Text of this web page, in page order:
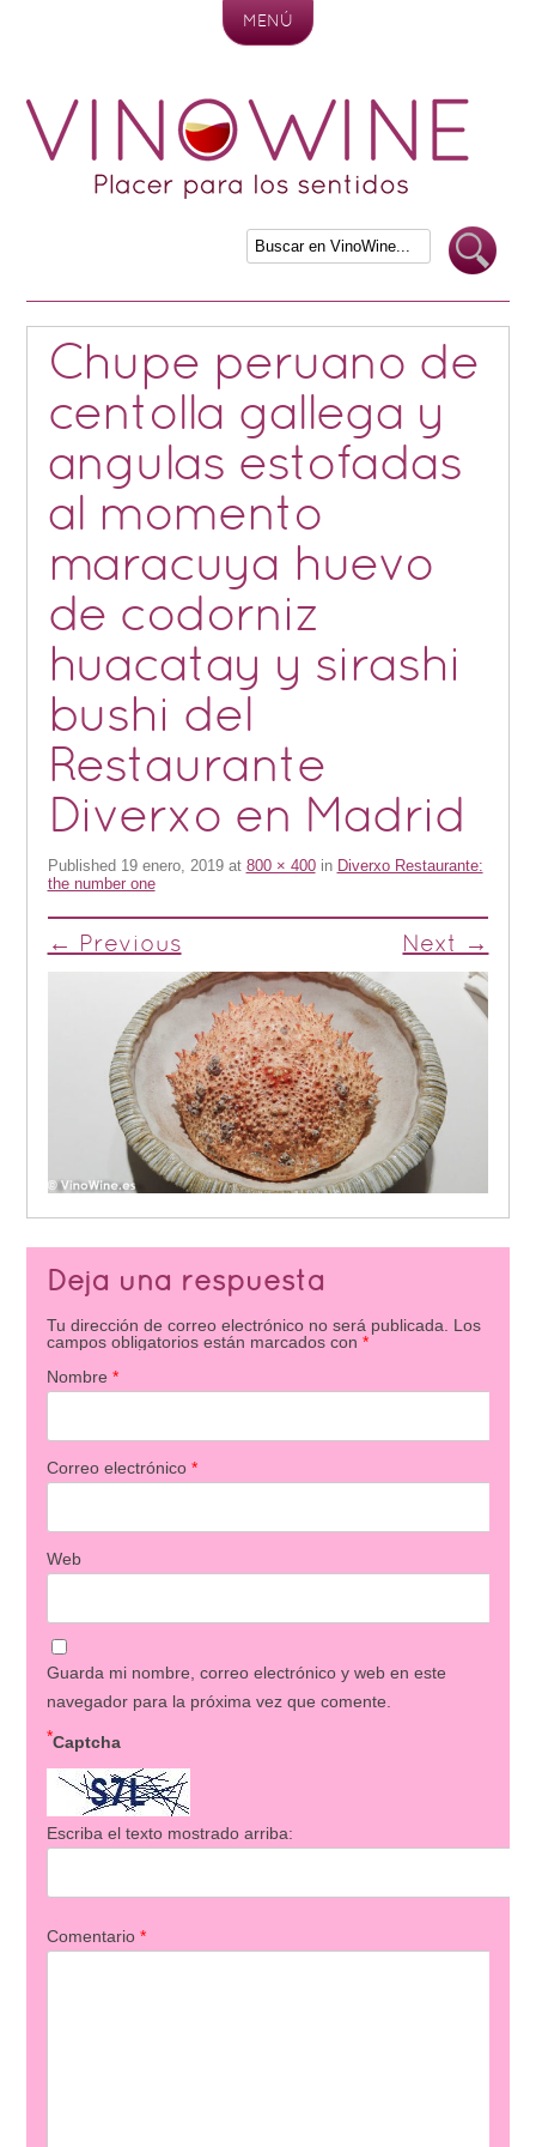
MENÚ
Chupe peruano de
centolla gallega y
angulas estofadas
al momento
maracuya huevo
de codorniz
huacatay y sirashi
bushi del
Restaurante
Diverxo en Madrid
Published 19 enero, 2019at 800 × 400in Diverxo Restaurante:
the number one
← Previous Next →
Deja una respuesta
Tu dirección de correo electrónico no será publicada.
Los
campos obligatorios están marcados con *
Nombre *
Correo electrónico *
Web
Guarda mi nombre, correo electrónico y web en este
navegador para la próxima vez que comente.
Captcha
*
Escriba el texto mostrado arriba:
Comentario *